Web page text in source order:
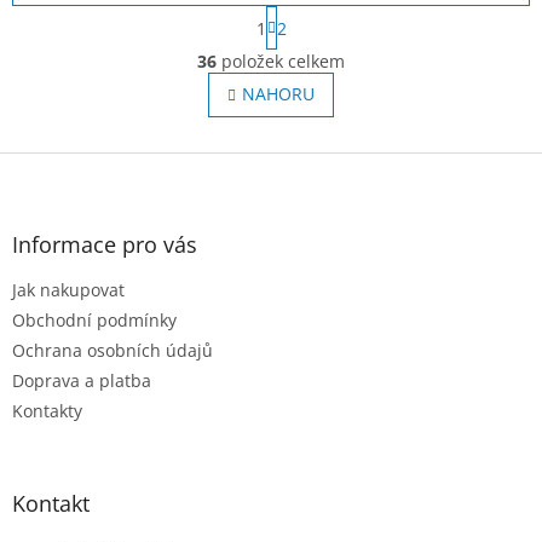
O
v
l
á
S
t
r
á
n
k
v
1
2
36 položek celkem
NAHORU
Z
Informace pro vás
Jak nakupovat
Obchodní podmínky
Ochrana osobních údajů
Doprava a platba
Kontakty
Kontakt